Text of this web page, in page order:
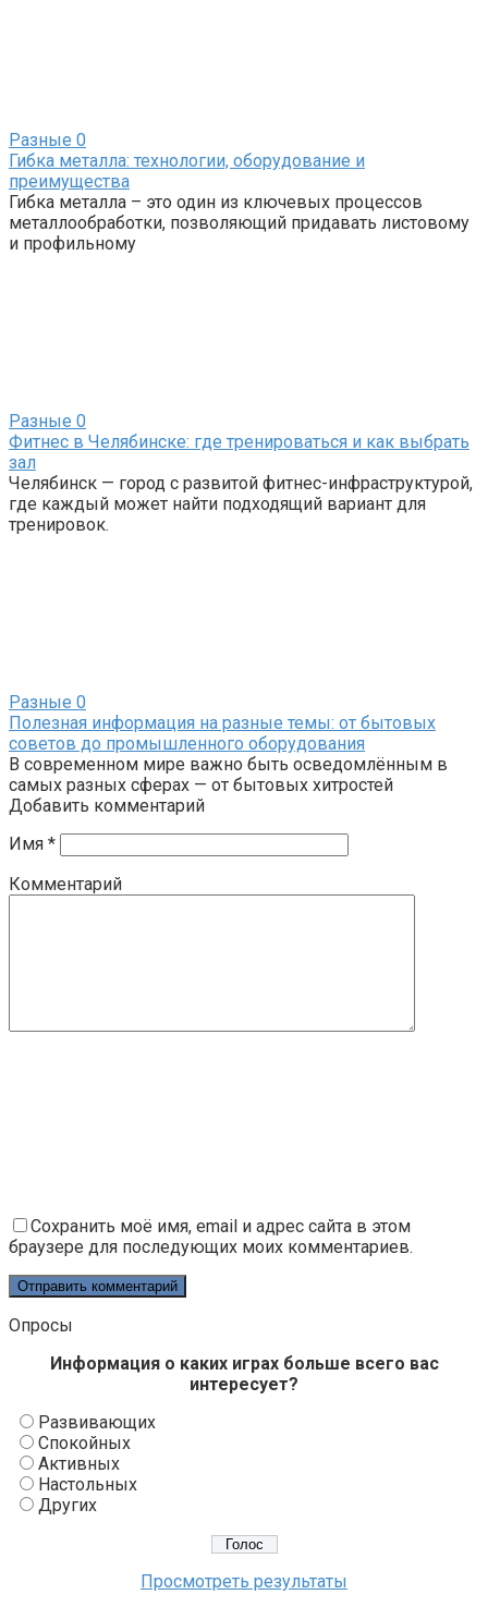
Разные 0
Гибка металла: технологии, оборудование и
преимущества
Гибка металла – это один из ключевых процессов
металлообработки, позволяющий придавать листовому
и профильному
Разные 0
Фитнес в Челябинске: где тренироваться и как выбрать
зал
Челябинск — город с развитой фитнес-инфраструктурой,
где каждый может найти подходящий вариант для
тренировок.
Разные 0
Полезная информация на разные темы: от бытовых
советов до промышленного оборудования
В современном мире важно быть осведомлённым в
самых разных сферах — от бытовых хитростей
Добавить комментарий
Имя *
Комментарий
Сохранить моё имя, email и адрес сайта в этом
браузере для последующих моих комментариев.
Опросы
Информация о каких играх больше всего вас
интересует?
Развивающих
Спокойных
Активных
Настольных
Других
Просмотреть результаты